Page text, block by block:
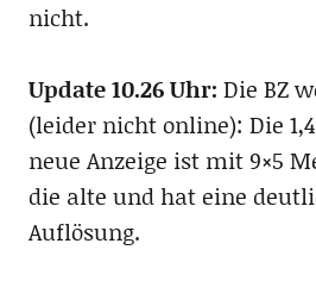
nicht.
Update 10.26 Uhr: Die BZ
(leider nicht online): Die
neue Anzeige ist mit 9×5
die alte und hat eine
Auflösung.